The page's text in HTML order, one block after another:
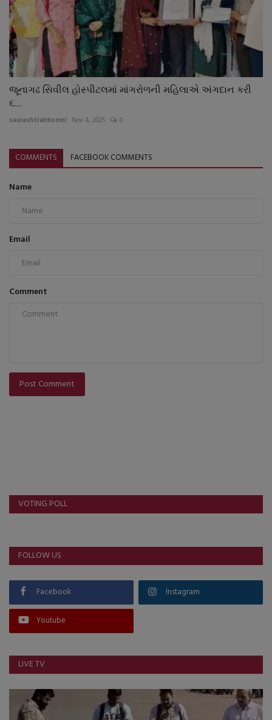
જૂનાગઢ સિવીલ હોસ્પીટલમાં માંગરોળની મહિલાએ અંગદાન કરી
૬...
saurashtrabhoomi Nov 4, 2025 0
COMMENTS FACEBOOK COMMENTS
Name
Email
Comment
Post Comment
VOTING POLL
FOLLOW US
Facebook Instagram
Youtube
LIVE TV